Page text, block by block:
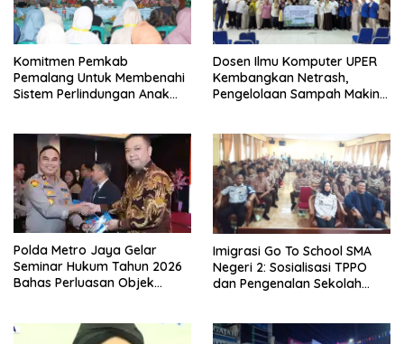
Komitmen Pemkab
Pemalang Untuk Membenahi
Sistem Perlindungan Anak
Dosen Ilmu Komputer UPER
Kembangkan Netrash,
Pengelolaan Sampah Makin
Polda Metro Jaya Gelar
Seminar Hukum Tahun 2026
Bahas Perluasan Objek
Imigrasi Go To School SMA
Negeri 2: Sosialisasi TPPO
dan Pengenalan Sekolah